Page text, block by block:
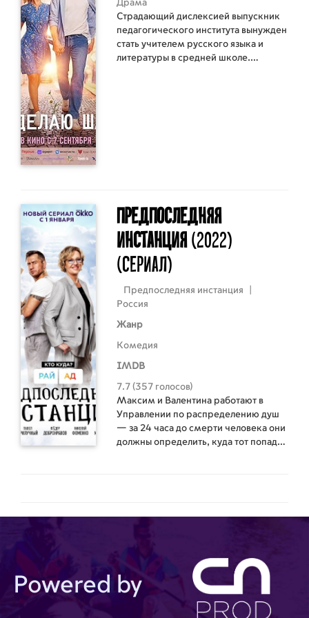
Драма
Страдающий дислексией выпускник
педагогического института вынужден
стать учителем русского языка и
литературы в средней школе.
Предпоследняя
инстанция(2022)
(Сериал)
Предпоследняя инстанция
Россия
Жанр
Комедия
IMDB
7.7 (357 голосов)
Максим и Валентина работают в
Управлении по распределению душ
— за 24 часа до смерти человека они
должны определить, куда тот попадет
вернуть своего мужа из ада.
Powered by